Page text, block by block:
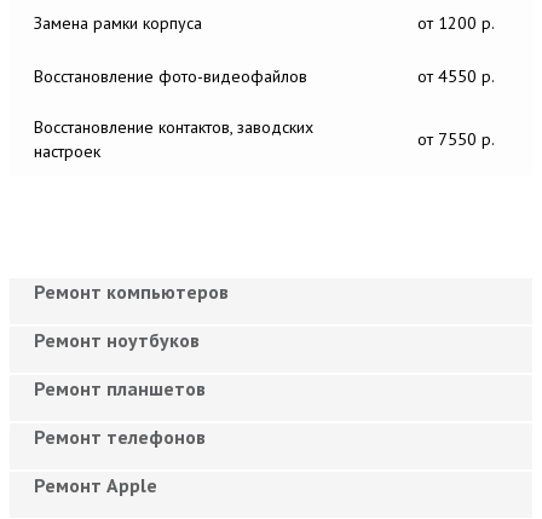
Замена рамки корпуса от 1200 р.
Восстановление фото-видеофайлов от 4550 р.
Восстановление контактов, заводских
настроек
от 7550 р.
Ремонт компьютеров
Ремонт ноутбуков
Ремонт планшетов
Ремонт телефонов
Ремонт Apple